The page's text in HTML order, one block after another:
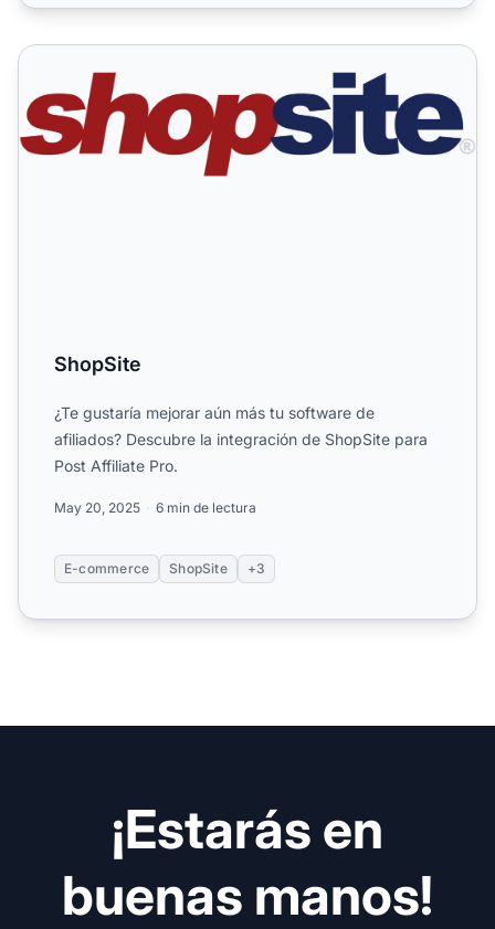
ShopSite
ShopSite
¿Te gustaría mejorar aún más tu software de
afiliados? Descubre la integración de ShopSite para
Post Affiliate Pro.
May 20, 2025 6 min de lectura
E-commerce ShopSite +3
¡Estarás en
buenas manos!